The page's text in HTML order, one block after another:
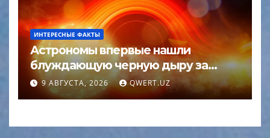
ИНТЕРЕСНЫЕ ФАКТЫ
Астрономы впервые нашли
блуждающую черную дыру за
пределами галактики
9 АВГУСТА, 2026 QWERT.UZ